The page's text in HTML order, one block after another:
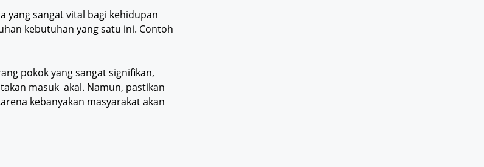
yang sangat vital bagi kehidupan
kebutuhan yang satu ini. Contoh
pokok yang sangat signifikan,
masuk akal. Namun, pastikan
kebanyakan masyarakat akan